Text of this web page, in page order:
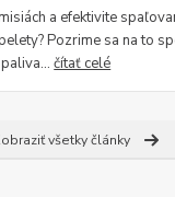
a efektivite
Pozrime sa na to
čítať celé
všetky články